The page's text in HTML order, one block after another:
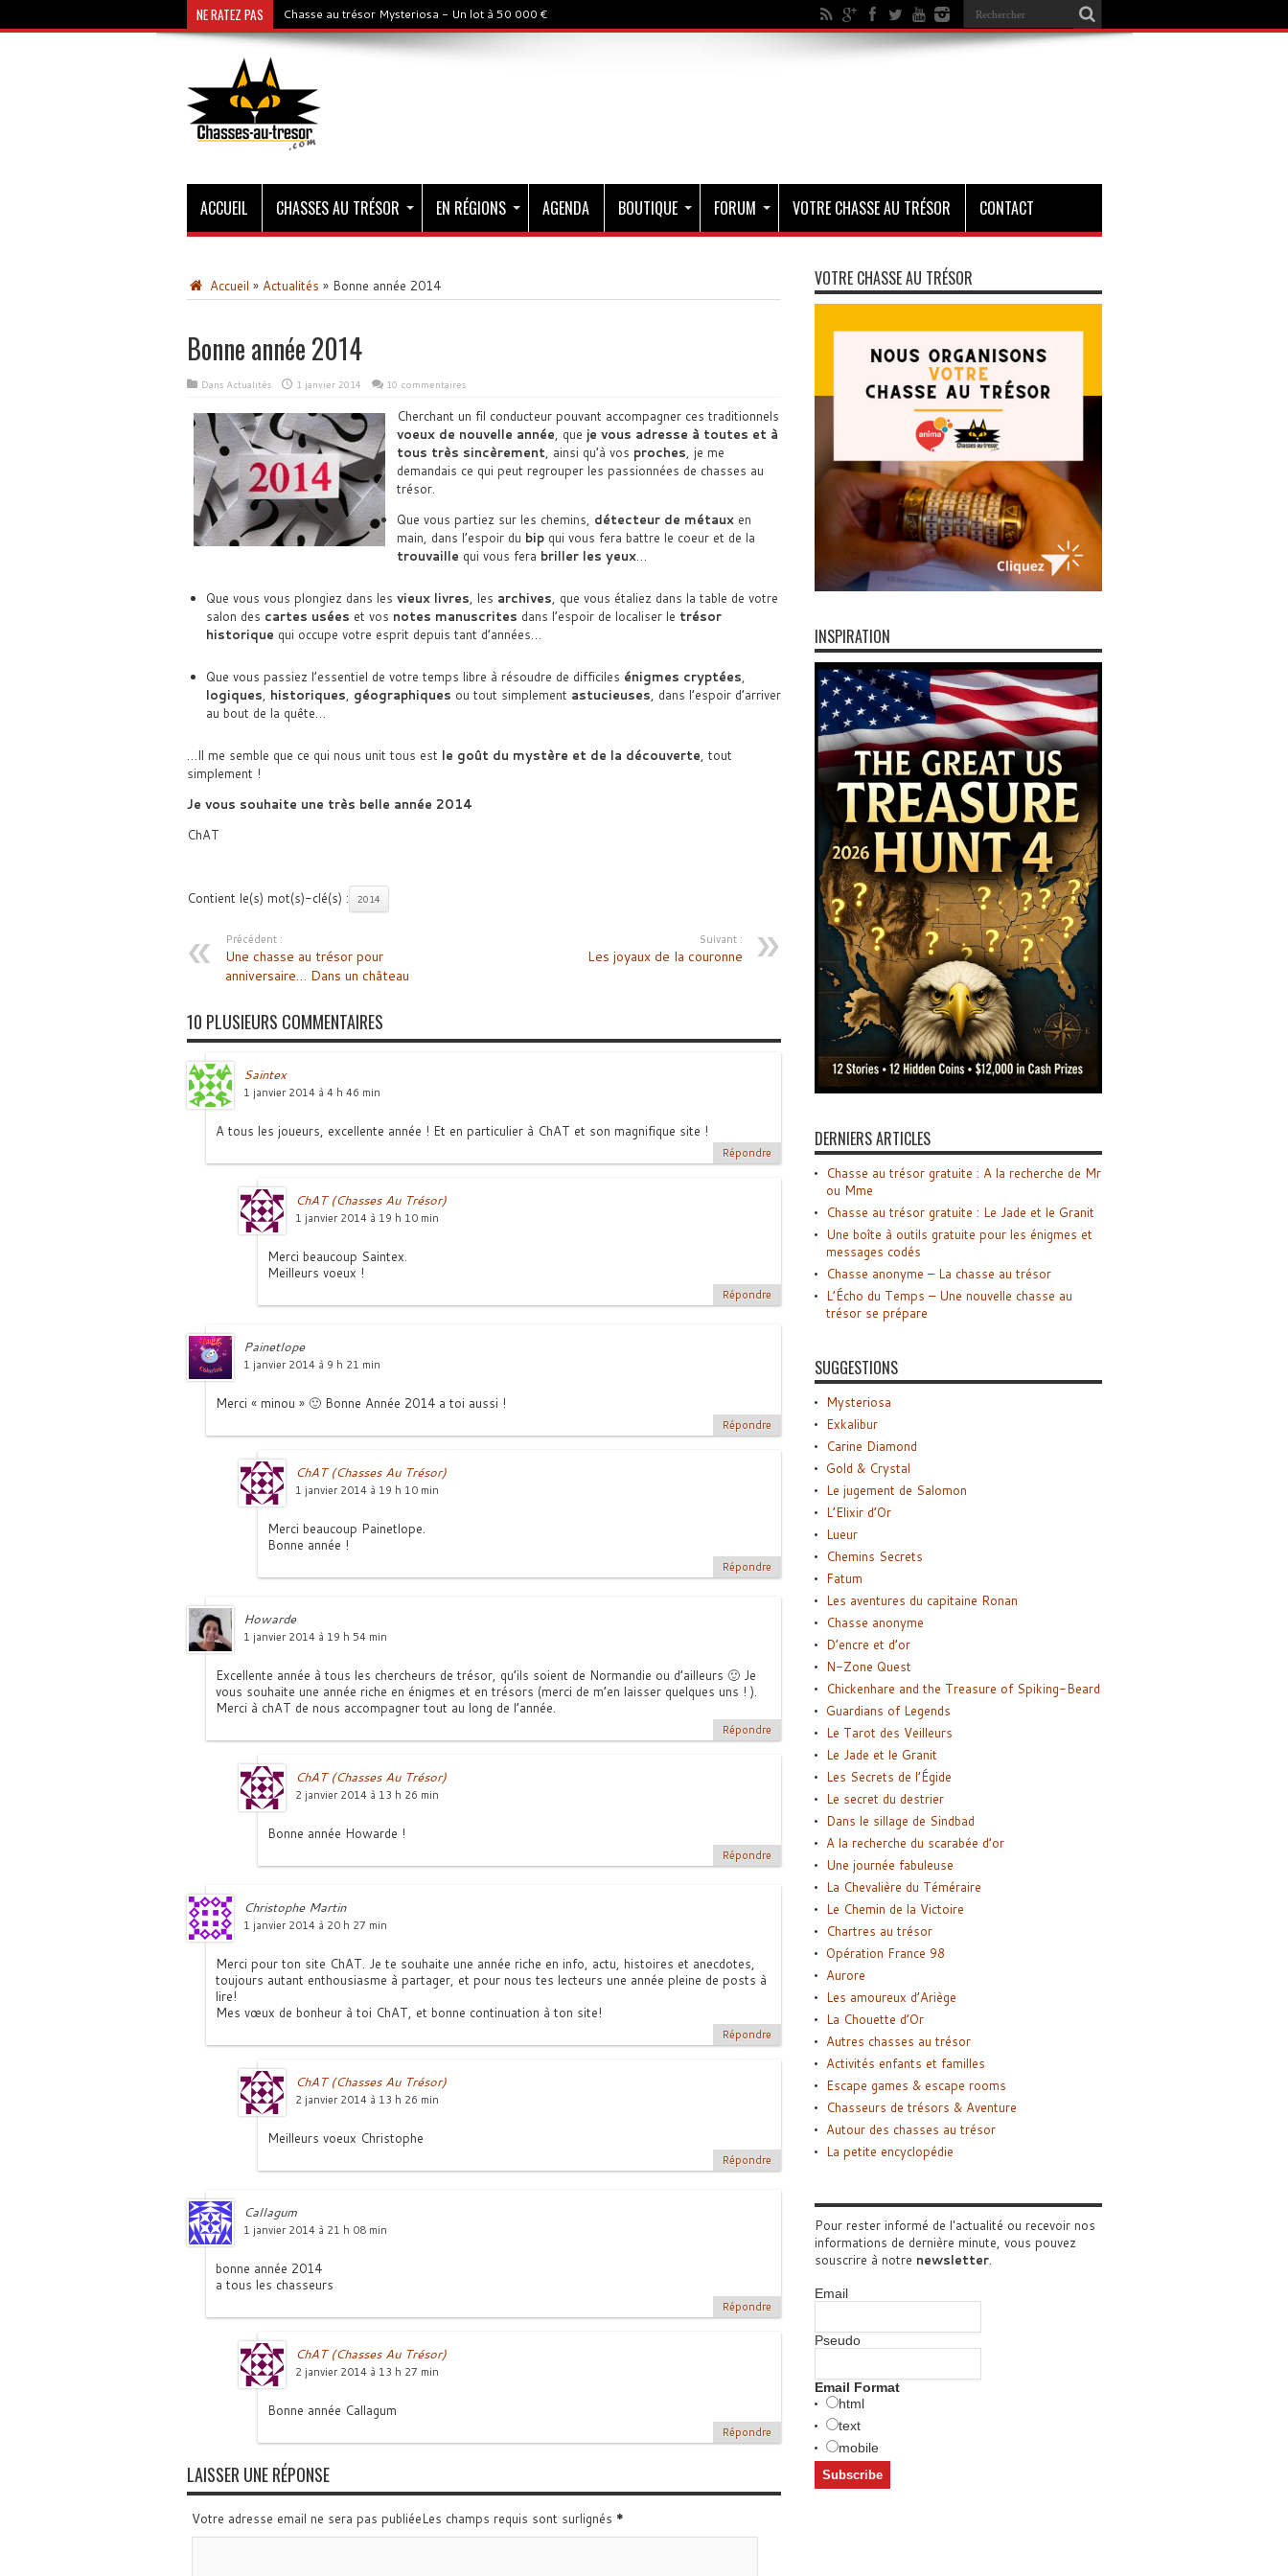
NE RATEZ PAS Chasse au trésor Mysteriosa - Un lot à 50 000 €
ACCUEIL CHASSES AU TRÉSOR EN RÉGIONS AGENDA BOUTIQUE FORUM VOTRE CHASSE AU TRÉSOR CONTACT
Accueil » Actualités » Bonne année 2014
Bonne année 2014
Dans Actualités 1 janvier 2014 10 commentaires
Cherchant un fil conducteur pouvant accompagner ces traditionnels
voeux de nouvelle année, que je vous adresse à toutes et à
tous très sincèrement, ainsi qu’à vos proches, je me
demandais ce qui peut regrouper les passionnées de chasses au
trésor.
Que vous partiez sur les chemins, détecteur de métauxen
main, dans l’espoir du bipqui vous fera battre le coeur et de la
trouvaille qui vous fera briller les yeux…
Que vous vous plongiez dans les vieux livres, les archives, que vous étaliez dans la table de votre
salon des cartes usées et vos notes manuscrites dans l’espoir de localiser le trésor
historique qui occupe votre esprit depuis tant d’années…
Que vous passiez l’essentiel de votre temps libre à résoudre de difficiles énigmes cryptées,
logiques, historiques, géographiques ou tout simplement astucieuses, dans l’espoir d’arriver
au bout de la quête…
…Il me semble que ce qui nous unit tous est le goût du mystère et de la découverte, tout
simplement !
Je vous souhaite une très belle année 2014
ChAT
Contient le(s) mot(s)-clé(s) : 2014
Précédent :
Une chasse au trésor pour
anniversaire… Dans un château
Suivant :
Les joyaux de la couronne
10 PLUSIEURS COMMENTAIRES
Saintex
1 janvier 2014 à 4 h 46 min
A tous les joueurs, excellente année ! Et en particulier à ChAT et son magnifique site !
Répondre
ChAT (Chasses Au Trésor)
1 janvier 2014 à 19 h 10 min
Merci beaucoup Saintex.
Meilleurs voeux !
Répondre
Painetlope
1 janvier 2014 à 9 h 21 min
Merci « minou » 🙂 Bonne Année 2014 a toi aussi !
Répondre
ChAT (Chasses Au Trésor)
1 janvier 2014 à 19 h 10 min
Merci beaucoup Painetlope.
Bonne année !
Répondre
Howarde
1 janvier 2014 à 19 h 54 min
Excellente année à tous les chercheurs de trésor, qu’ils soient de Normandie ou d’ailleurs 🙂 Je
vous souhaite une année riche en énigmes et en trésors (merci de m’en laisser quelques uns ! ).
Merci à chAT de nous accompagner tout au long de l’année.
Répondre
ChAT (Chasses Au Trésor)
2 janvier 2014 à 13 h 26 min
Bonne année Howarde !
Répondre
Christophe Martin
1 janvier 2014 à 20 h 27 min
Merci pour ton site ChAT. Je te souhaite une année riche en info, actu, histoires et anecdotes,
toujours autant enthousiasme à partager, et pour nous tes lecteurs une année pleine de posts à
lire!
Mes vœux de bonheur à toi ChAT, et bonne continuation à ton site!
Répondre
ChAT (Chasses Au Trésor)
2 janvier 2014 à 13 h 26 min
Meilleurs voeux Christophe
Répondre
Callagum
1 janvier 2014 à 21 h 08 min
bonne année 2014
a tous les chasseurs
Répondre
ChAT (Chasses Au Trésor)
2 janvier 2014 à 13 h 27 min
Bonne année Callagum
Répondre
LAISSER UNE RÉPONSE
Votre adresse email ne sera pas publiéeLes champs requis sont surlignés *
VOTRE CHASSE AU TRÉSOR
INSPIRATION
DERNIERS ARTICLES
Chasse au trésor gratuite : A la recherche de Mr
ou Mme
Chasse au trésor gratuite : Le Jade et le Granit
Une boîte à outils gratuite pour les énigmes et
messages codés
Chasse anonyme – La chasse au trésor
L’Écho du Temps – Une nouvelle chasse au
trésor se prépare
SUGGESTIONS
Mysteriosa
Exkalibur
Carine Diamond
Gold & Crystal
Le jugement de Salomon
L’Elixir d’Or
Lueur
Chemins Secrets
Fatum
Les aventures du capitaine Ronan
Chasse anonyme
D’encre et d’or
N-Zone Quest
Chickenhare and the Treasure of Spiking-Beard
Guardians of Legends
Le Tarot des Veilleurs
Le Jade et le Granit
Les Secrets de l’Égide
Le secret du destrier
Dans le sillage de Sindbad
A la recherche du scarabée d’or
Une journée fabuleuse
La Chevalière du Téméraire
Le Chemin de la Victoire
Chartres au trésor
Opération France 98
Aurore
Les amoureux d’Ariège
La Chouette d’Or
Autres chasses au trésor
Activités enfants et familles
Escape games & escape rooms
Chasseurs de trésors & Aventure
Autour des chasses au trésor
La petite encyclopédie
Pour rester informé de l'actualité ou recevoir nos
informations de dernière minute, vous pouvez
souscrire à notre newsletter.
Email
Pseudo
Email Format
html
text
mobile